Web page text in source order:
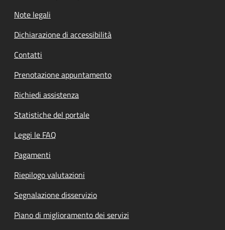
Note legali
Dichiarazione di accessibilità
Contatti
Prenotazione appuntamento
Richiedi assistenza
Statistiche del portale
Leggi le FAQ
Pagamenti
Riepilogo valutazioni
Segnalazione disservizio
Piano di miglioramento dei servizi